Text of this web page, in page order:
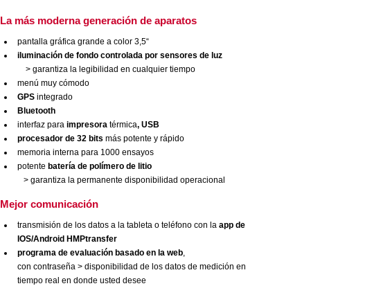
La más moderna generación de aparatos
pantalla gráfica grande a color 3,5“
iluminación de fondo controlada por sensores de luz
> garantiza la legibilidad en cualquier tiempo
menú muy cómodo
GPS integrado
Bluetooth
interfaz para impresora térmica, USB
procesador de 32 bits más potente y rápido
memoria interna para 1000 ensayos
potente batería de polímero de litio
> garantiza la permanente disponibilidad operacional
Mejor comunicación
transmisión de los datos a la tableta o teléfono con la app de
IOS/Android HMPtransfer
programa de evaluación basado en la web,
con contraseña > disponibilidad de los datos de medición en
tiempo real en donde usted desee